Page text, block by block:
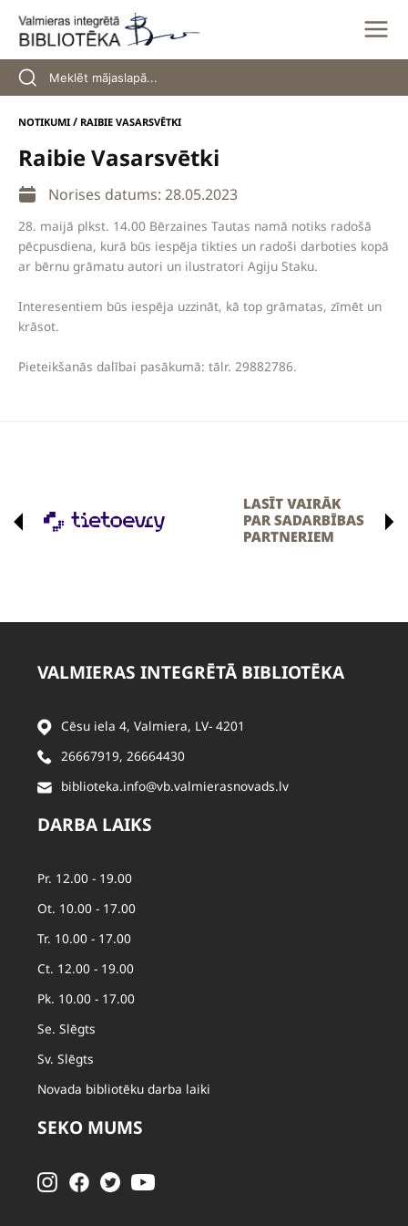
content
NOTIKUMI / RAIBIE VASARSVĒTKI
Raibie Vasarsvētki
Norises datums: 28.05.2023
28. maijā plkst. 14.00 Bērzaines Tautas namā notiks radošā
pēcpusdiena, kurā būs iespēja tikties un radoši darboties kopā
ar bērnu grāmatu autori un ilustratori Agiju Staku.
Interesentiem būs iespēja uzzināt, kā top grāmatas, zīmēt un
krāsot.
Pieteikšanās dalībai pasākumā: tālr. 29882786.
VALMIERAS INTEGRĒTĀ BIBLIOTĒKA
Cēsu iela 4, Valmiera, LV- 4201
26667919, 26664430
biblioteka.info@vb.valmierasnovads.lv
DARBA LAIKS
Pr. 12.00 - 19.00
Ot. 10.00 - 17.00
Tr. 10.00 - 17.00
Ct. 12.00 - 19.00
Pk. 10.00 - 17.00
Se. Slēgts
Sv. Slēgts
Novada bibliotēku darba laiki
SEKO MUMS